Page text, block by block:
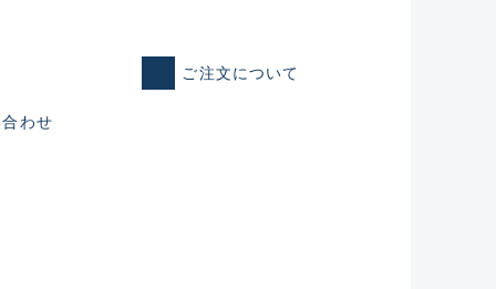
れた未使用
ご注文について
わせ